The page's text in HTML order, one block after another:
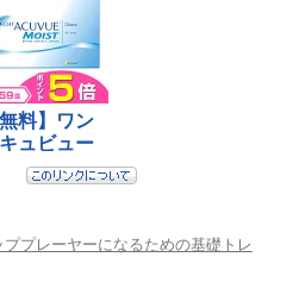
ププレーヤーになるための基礎トレ